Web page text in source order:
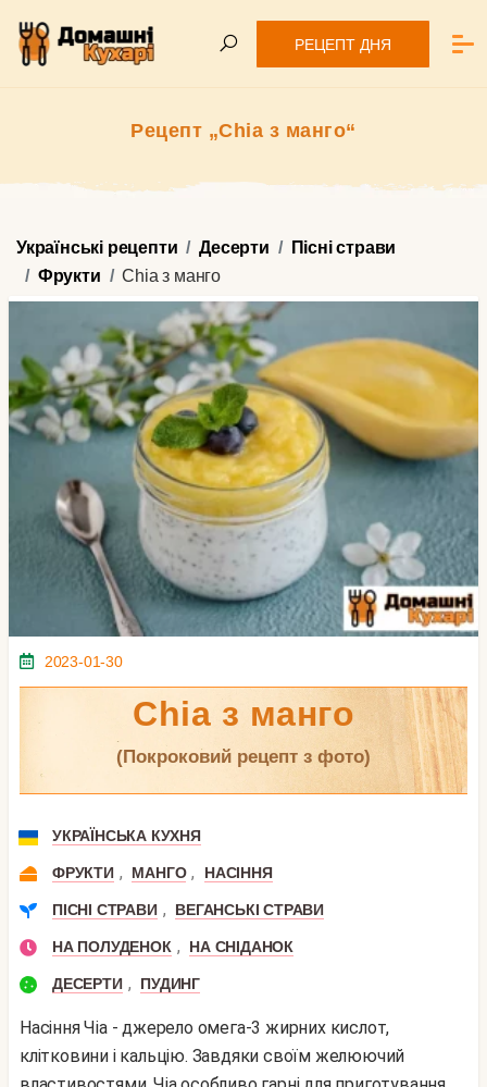
РЕЦЕПТ ДНЯ
Рецепт „Chia з манго“
Українські рецепти Десерти
Пісні страви
Фрукти
Chia з манго
2023-01-30
Chia з манго
(покроковий рецепт з фото)
УКРАЇНСЬКА КУХНЯ
ФРУКТИ , МАНГО , НАСІННЯ
ПІСНІ СТРАВИ , ВЕГАНСЬКІ СТРАВИ
НА ПОЛУДЕНОК , НА СНІДАНОК
ДЕСЕРТИ , ПУДИНГ
Насіння Чіа - джерело омега-3 жирних кислот,
клітковини і кальцію. Завдяки своїм желюючий